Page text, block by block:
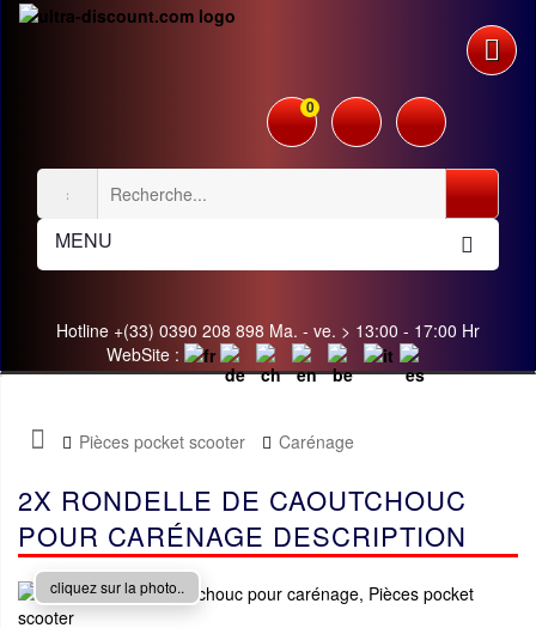
0
MENU
Hotline +(33) 0390 208 898 Ma. - ve. > 13:00 - 17:00 Hr
WebSite :
Pièces pocket scooter Carénage
2X RONDELLE DE CAOUTCHOUC
POUR CARÉNAGE DESCRIPTION
cliquez sur la photo..